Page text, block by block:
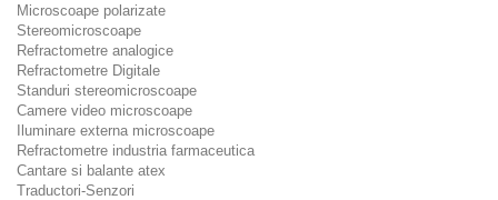
Microscoape polarizate
Stereomicroscoape
Refractometre analogice
Refractometre Digitale
Standuri stereomicroscoape
Camere video microscoape
Iluminare externa microscoape
Refractometre industria farmaceutica
Cantare si balante atex
Traductori-Senzori